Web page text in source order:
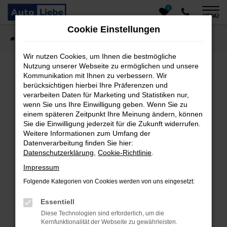
Zum
Hauptinhalt
0
MENÜ
Fehler: Network Error
Beim Laden ist ein Fehler aufgetreten.
Hier sind ein paar Tipps, die dir helfen können:
Überprüfe deine Firewall und deine
Internetverbindung.
Laden andere Webseiten, zum Beispiel deine
Suchmaschine?
Prüfe deine Browsererweiterungen.
das Laden bestimmter Seiten verhindern.
Funktioniert die Seite in einem anderen Browser
oder in einem privaten Fenster?
Cookie Einstellungen
Wir nutzen Cookies, um Ihnen die bestmögliche
Nutzung unserer Webseite zu ermöglichen und unsere
Kommunikation mit Ihnen zu verbessern. Wir
berücksichtigen hierbei Ihre Präferenzen und
verarbeiten Daten für Marketing und Statistiken nur,
wenn Sie uns Ihre Einwilligung geben. Wenn Sie zu
einem späteren Zeitpunkt Ihre Meinung ändern, können
Sie die Einwilligung jederzeit für die Zukunft widerrufen.
Weitere Informationen zum Umfang der
Datenverarbeitung finden Sie hier:
Datenschutzerklärung Cookie-Richtlinie
Impressum
Folgende Kategorien von Cookies werden von uns eingesetzt:
Essentiell
Diese Technologien sind erforderlich, um die
Kernfunktionalität der Webseite zu gewährleisten.